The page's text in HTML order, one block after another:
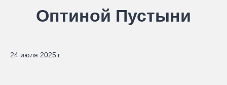
Оптиной Пустыни
24 июля 2025 г.